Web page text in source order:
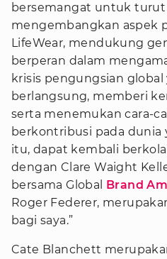
bersemangat untuk
mengembangkan aspek
LifeWear, mendukung
berperan dalam
krisis pengungsian global
berlangsung, memberi
serta menemukan cara-
berkontribusi pada dunia
itu, dapat kembali
dengan Clare Waight
bersama Global Brand
Roger Federer,
bagi saya.”
Cate Blanchett